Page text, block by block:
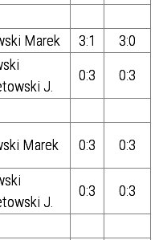
Marek 3:1
3:0
J.
0:3 0:3
Marek 0:3 0:3
J.
0:3 0:3